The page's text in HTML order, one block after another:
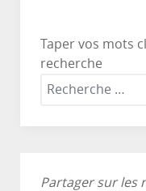
Taper vos mots
recherche
Partager sur les